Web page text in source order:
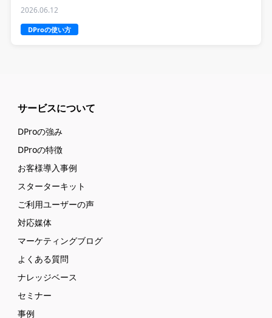
2026.06.12
DProの使い方
サービスについて
DProの強み
DProの特徴
お客様導入事例
スターターキット
ご利用ユーザーの声
対応媒体
マーケティングブログ
よくある質問
ナレッジベース
セミナー
事例